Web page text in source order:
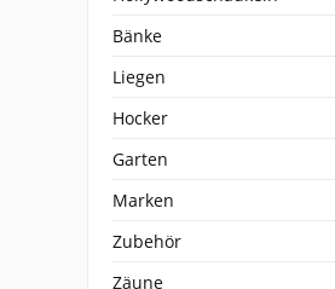
Bänke
Liegen
Hocker
Garten
Marken
Zubehör
Zäune